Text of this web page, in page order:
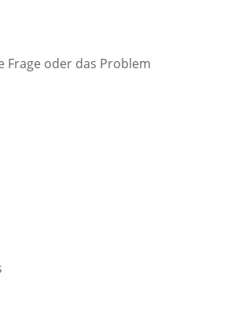
Frage oder das Problem